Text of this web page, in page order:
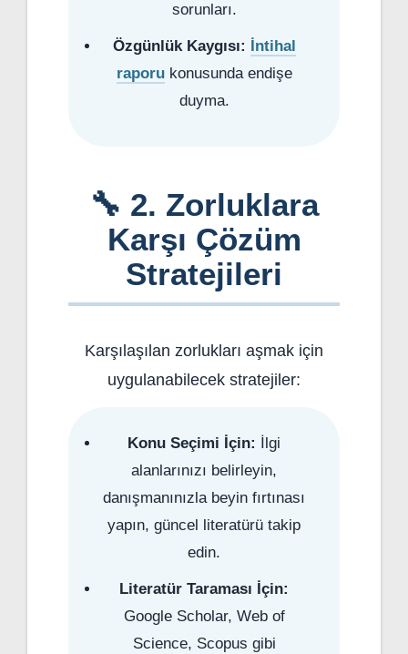
sorunları.
Özgünlük Kaygısı:
İntihal
raporukonusunda endişe
duyma.
🔧 2. Zorluklara
Karşı Çözüm
Stratejileri
Karşılaşılan zorlukları aşmak için
uygulanabilecek stratejiler:
Konu Seçimi İçin:
İlgi
alanlarınızı belirleyin,
danışmanınızla beyin fırtınası
yapın, güncel literatürü takip
edin.
Literatür Taraması İçin:
Google Scholar, Web of
Science, Scopus gibi